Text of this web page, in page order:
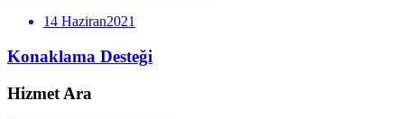
14 Haziran2021
Konaklama Desteği
Hizmet Ara